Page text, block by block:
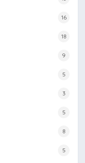
16
18
9
5
3
5
8
5